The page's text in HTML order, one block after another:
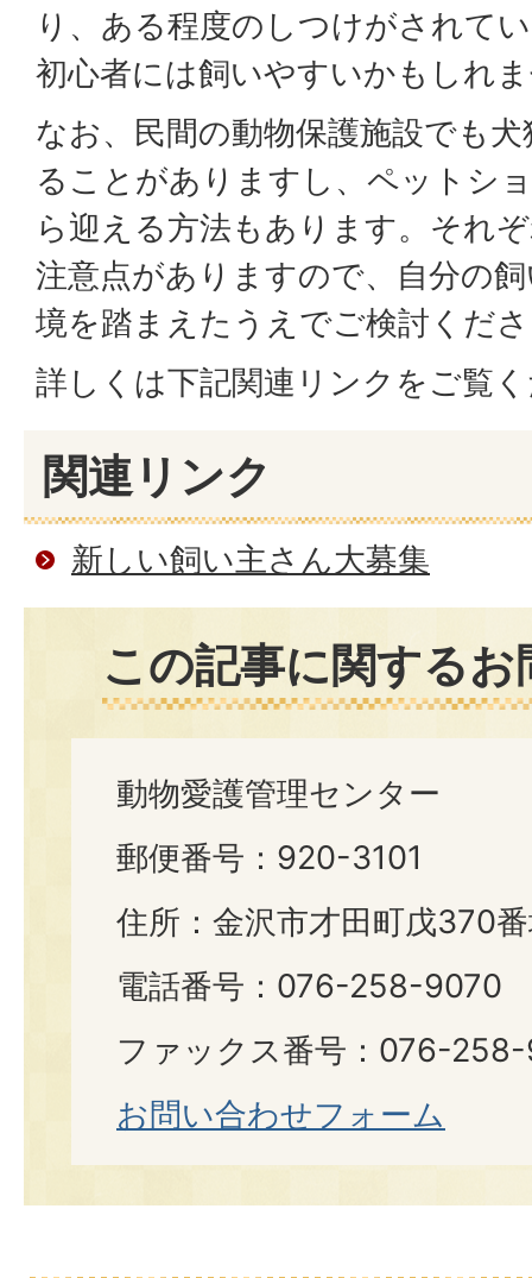
り、ある程度のしつけがされて
初心者には飼いやすいかもしれ
なお、民間の動物保護施設でも
ることがありますし、ペットシ
ら迎える方法もあります。それ
注意点がありますので、自分の
境を踏まえたうえでご検討くだ
詳しくは下記関連リンクをご覧
関連リンク
新しい飼い主さん大募集
この記事に関する
動物愛護管理センター
郵便番号：920-3101
住所：金沢市才田町戊370
電話番号：076-258-9070
ファックス番号：076-
お問い合わせフォーム